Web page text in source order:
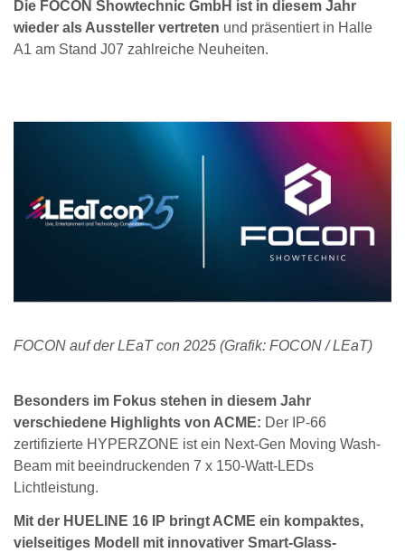
Die FOCON Showtechnic GmbH ist in diesem Jahr
wieder als Aussteller vertreten und präsentiert in Halle
A1 am Stand J07 zahlreiche Neuheiten.
FOCON auf der LEaT con 2025 (Grafik: FOCON / LEaT)
Besonders im Fokus stehen in diesem Jahr
verschiedene Highlights von ACME: Der IP-66
zertifizierte HYPERZONE ist ein Next-Gen Moving Wash-
Beam mit beeindruckenden 7 x 150-Watt-LEDs
Lichtleistung.
Mit der HUELINE 16 IP bringt ACME ein kompaktes,
vielseitiges Modell mit innovativer Smart-Glass-